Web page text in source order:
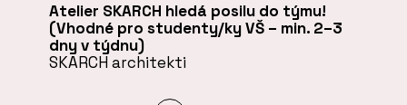
Atelier SKARCH hledá posilu do týmu!
(Vhodné pro studenty/ky VŠ – min. 2–3
dny v týdnu)
SKARCH architekti